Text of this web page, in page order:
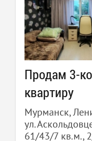
Продам 3-
квартиру
Мурманск,
ул.
61/43/7 кв.м.,